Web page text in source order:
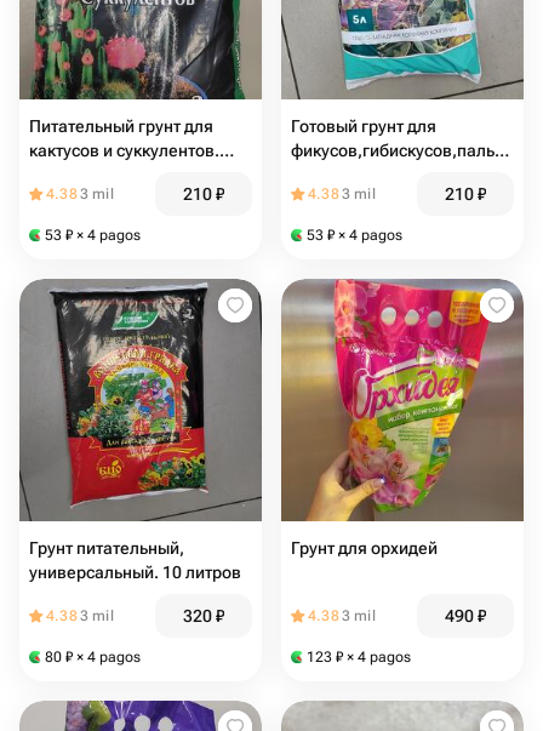
Питательный грунт для
кактусов и суккулентов.
4.383 mil 210₽
53 ₽ × 4 pagos
Готовый грунт для
фикусов,гибискусов,пальм,
4.383 mil 210₽
53 ₽ × 4 pagos
Грунт питательный,
универсальный. 10 литров
4.383 mil 320₽
80 ₽ × 4 pagos
Грунт для орхидей
4.383 mil 490₽
123 ₽ × 4 pagos